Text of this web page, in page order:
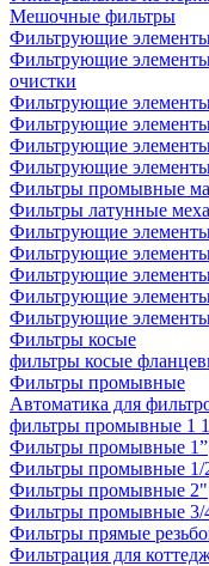
Мешочные фильтры
Фильтрующие
Фильтрующие
очистки
Фильтрующие
Фильтрующие элементы
Фильтрующие элементы
Фильтрующие
Фильтры промывные
Фильтры латунные
Фильтрующие
Фильтрующие
Фильтрующие
Фильтрующие
Фильтрующие
Фильтры косые
фильтры косые
Фильтры промывные
Автоматика для
фильтры промывные 1
Фильтры промывные 1”
Фильтры промывные 1/
Фильтры промывные 2"
Фильтры промывные 3/
Фильтры прямые
Фильтрация для